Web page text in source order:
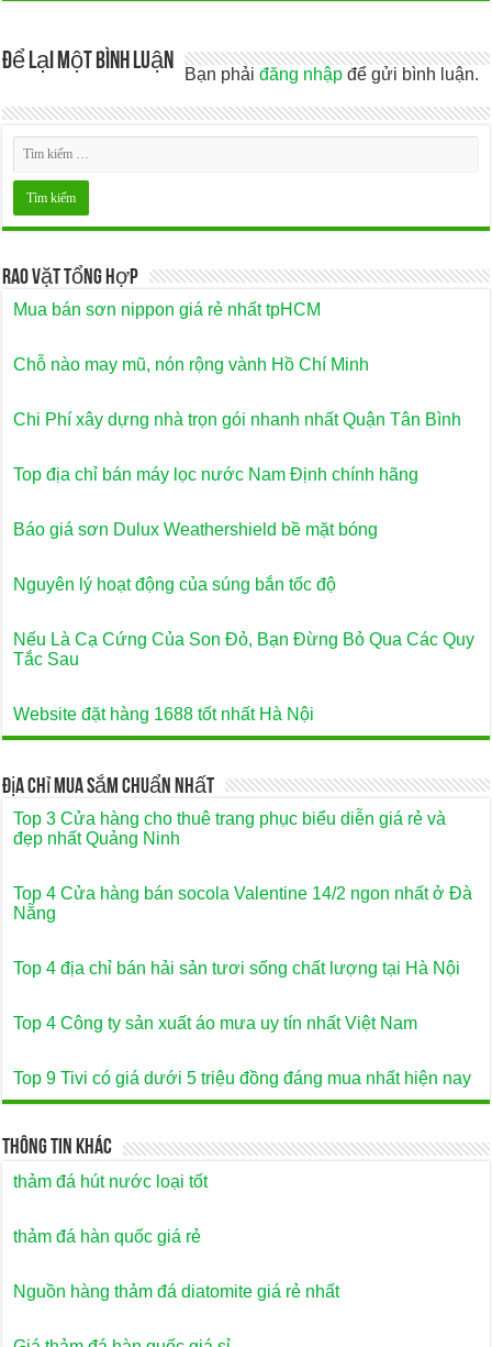
Để lại một bình luận Bạn phảiđăng nhập để gửi bình luận.
Rao Vặt Tổng Hợp
Mua bán sơn nippon giá rẻ nhất tpHCM
Chỗ nào may mũ, nón rộng vành Hồ Chí Minh
Chi Phí xây dựng nhà trọn gói nhanh nhất Quận Tân Bình
Top địa chỉ bán máy lọc nước Nam Định chính hãng
Báo giá sơn Dulux Weathershield bề mặt bóng
Nguyên lý hoạt động của súng bắn tốc độ
Nếu Là Cạ Cứng Của Son Đỏ, Bạn Đừng Bỏ Qua Các Quy
Tắc Sau
Website đặt hàng 1688 tốt nhất Hà Nội
Địa Chỉ Mua Sắm Chuẩn Nhất
Top 3 Cửa hàng cho thuê trang phục biểu diễn giá rẻ và
đẹp nhất Quảng Ninh
Top 4 Cửa hàng bán socola Valentine 14/2 ngon nhất ở Đà
Nẵng
Top 4 địa chỉ bán hải sản tươi sống chất lượng tại Hà Nội
Top 4 Công ty sản xuất áo mưa uy tín nhất Việt Nam
Top 9 Tivi có giá dưới 5 triệu đồng đáng mua nhất hiện nay
Thông Tin Khác
thảm đá hút nước loại tốt
thảm đá hàn quốc giá rẻ
Nguồn hàng thảm đá diatomite giá rẻ nhất